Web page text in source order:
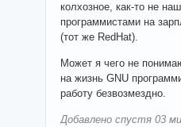
колхозное, как-то не
программистами на
(тот же RedHat).
Может я чего не
на жизнь GNU
работу безвозмездно.
Добавлено спустя 03